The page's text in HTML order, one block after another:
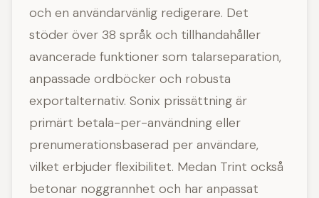
och en användarvänlig redigerare. Det
stöder över 38 språk och tillhandahåller
avancerade funktioner som talarseparation,
anpassade ordböcker och robusta
exportalternativ. Sonix prissättning är
primärt betala-per-användning eller
prenumerationsbaserad per användare,
vilket erbjuder flexibilitet. Medan Trint också
betonar noggrannhet och har anpassat